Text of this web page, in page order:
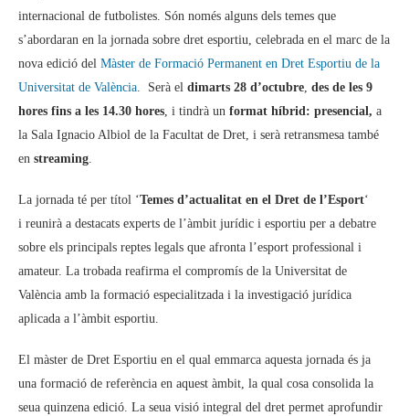
internacional de futbolistes. Són només alguns dels temes que
s’abordaran en la jornada sobre dret esportiu, celebrada en el marc de la
nova edició del Màster de Formació Permanent en Dret Esportiu de la
Universitat de València . Serà el dimarts 28 d’octubre des de les 9
hores fins a les 14.30 hores , i tindrà un format híbrid: presencial, a
la Sala Ignacio Albiol de la Facultat de Dret, i serà retransmesa també
en streaming
La jornada té per títol ‘Temes d’actualitat en el Dret de l’Esport‘
i reunirà a destacats experts de l’àmbit jurídic i esportiu per a debatre
sobre els principals reptes legals que afronta l’esport professional i
amateur. La trobada reafirma el compromís de la Universitat de
València amb la formació especialitzada i la investigació jurídica
aplicada a l’àmbit esportiu.
El màster de Dret Esportiu en el qual emmarca aquesta jornada és ja
una formació de referència en aquest àmbit, la qual cosa consolida la
seua quinzena edició. La seua visió integral del dret permet aprofundir